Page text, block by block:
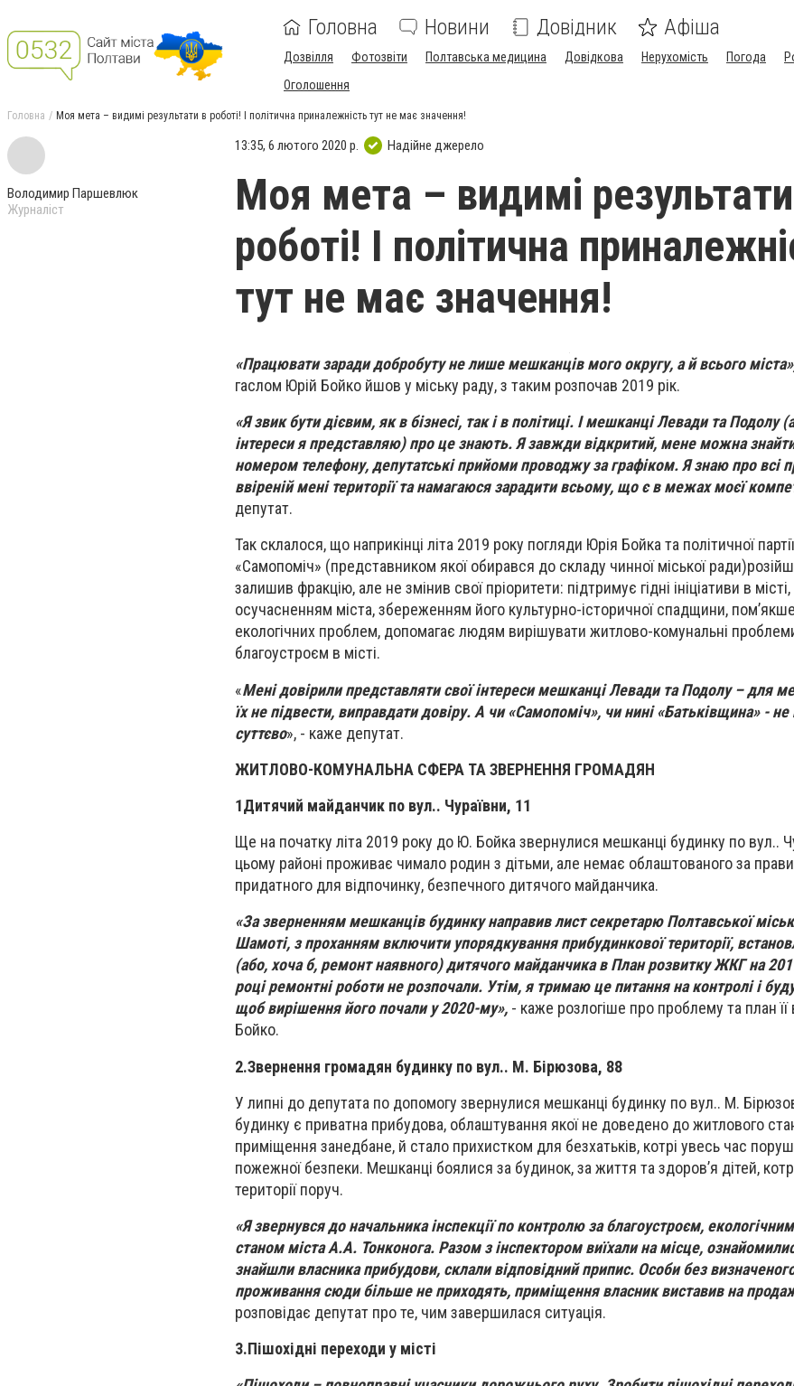
Головна Новини Довідник Афіша
Дозвілля Фотозвіти Полтавська медицина Довідкова Нерухомість Погода
Оголошення
Головна Моя мета – видимі результати в роботі! І політична приналежність тут не має значення!
Володимир Паршевлюк
Журналіст
13:35, 6 лютого 2020 р. Надійне джерело
Моя мета – видимі
роботі! І політична
тут не має значення!
«Працювати заради добробуту не лише мешканців мого округу, а й всього
гаслом Юрій Бойко йшов у міську раду, з таким розпочав 2019 рік.
«Я звик бути дієвим, як в бізнесі, так і в політиці. І мешканці Левади та Подолу
інтереси я представляю) про це знають. Я завжди відкритий, мене можна
номером телефону, депутатські прийоми проводжу за графіком. Я знаю про всі
ввіреній мені території та намагаюся зарадити всьому, що є в межах моєї
депутат.
Так склалося, що наприкінці літа 2019 року погляди Юрія Бойка та політичної
«Самопоміч» (представником якої обирався до складу чинної міської ради)
залишив фракцію, але не змінив свої пріоритети: підтримує гідні ініціативи в
осучасненням міста, збереженням його культурно-історичної спадщини,
екологічних проблем, допомагає людям вирішувати житлово-комунальні
благоустроєм в місті.
«Мені довірили представляти свої інтереси мешканці Левади та Подолу – для
їх не підвести, виправдати довіру. А чи «Самопоміч», чи нині «Батьківщина» - не
суттєво», - каже депутат.
ЖИТЛОВО-КОМУНАЛЬНА СФЕРА ТА ЗВЕРНЕННЯ ГРОМАДЯН
1Дитячий майданчик по вул.. Чураївни, 11
Ще на початку літа 2019 року до Ю. Бойка звернулися мешканці будинку по вул..
цьому районі проживає чимало родин з дітьми, але немає облаштованого за
придатного для відпочинку, безпечного дитячого майданчика.
«За зверненням мешканців будинку направив лист секретарю Полтавської
Шамоті, з проханням включити упорядкування прибудинкової території,
(або, хоча б, ремонт наявного) дитячого майданчика в План розвитку ЖКГ на
році ремонтні роботи не розпочали. Утім, я тримаю це питання на контролі і
щоб вирішення його почали у 2020-му», - каже розлогіше про проблему та план
Бойко.
2.Звернення громадян будинку по вул.. М. Бірюзова, 88
У липні до депутата по допомогу звернулися мешканці будинку по вул.. М.
будинку є приватна прибудова, облаштування якої не доведено до житлового
приміщення занедбане, й стало прихистком для безхатьків, котрі увесь час
пожежної безпеки. Мешканці боялися за будинок, за життя та здоров’я дітей,
території поруч.
«Я звернувся до начальника інспекції по контролю за благоустроєм,
станом міста А.А. Тонконога. Разом з інспектором виїхали на місце,
знайшли власника прибудови, склали відповідний припис. Особи без
проживання сюди більше не приходять, приміщення власник виставив на
розповідає депутат про те, чим завершилася ситуація.
3.Пішохідні переходи у місті